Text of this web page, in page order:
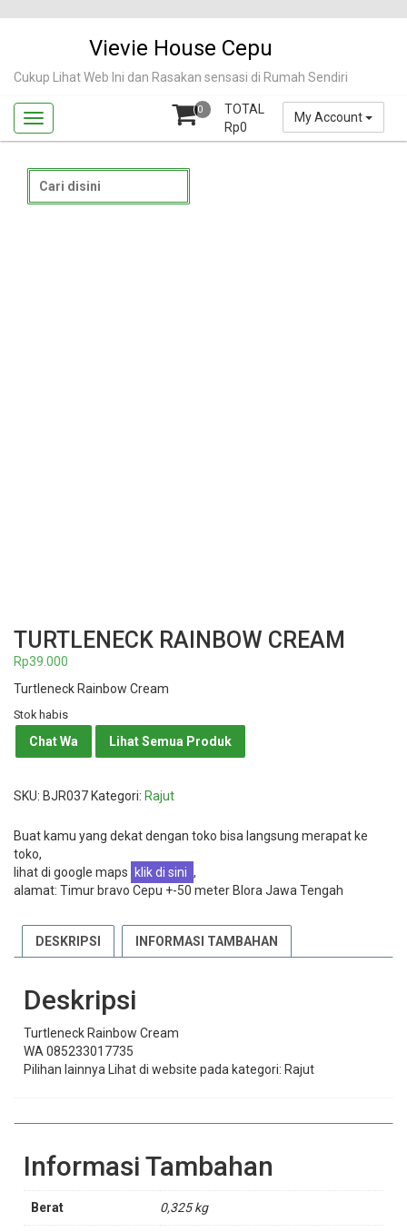
Vievie House Cepu
Cukup Lihat Web Ini dan Rasakan sensasi di Rumah Sendiri
My Account
0
TOTAL
Rp0
for:
TURTLENECK RAINBOW CREAM
Rp39.000
Turtleneck Rainbow Cream
Stok habis
Chat Wa Lihat Semua Produk
SKU: BJR037 Kategori: Rajut
Buat kamu yang dekat dengan toko bisa langsung merapat ke
toko,
lihat di google maps
klik di sini ,
alamat: Timur bravo Cepu +-50 meter Blora Jawa Tengah
DESKRIPSI INFORMASI TAMBAHAN
Deskripsi
Turtleneck Rainbow Cream
WA 085233017735
Pilihan lainnya Lihat di website pada kategori: Rajut
Informasi Tambahan
Berat 0,325 kg